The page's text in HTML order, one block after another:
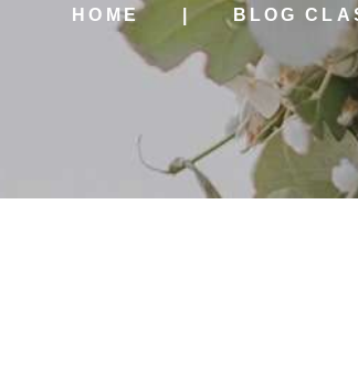
HOME BLOG